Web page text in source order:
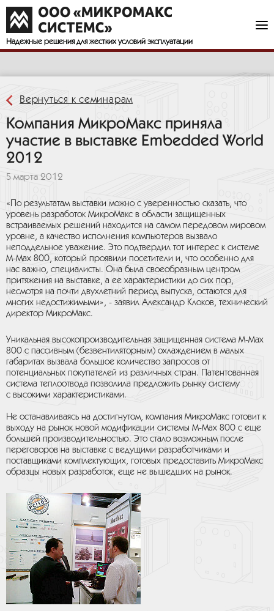
На выставке в Нюрнберге (Германия) компания МикроМакс
представила свои системы серий М-Мах 800 и М-Мах 700.
">
Надежные решения для жестких условий эксплуатации
Вернуться к семинарам
Компания МикроМакс приняла
участие в выставке Embedded World
2012
5 марта 2012
«По результатам выставки можно с уверенностью сказать, что
уровень разработок МикроМакс в области защищенных
встраиваемых решений находится на самом передовом мировом
уровне, а качество исполнения компьютеров вызвало
неподдельное уважение. Это подтвердил тот интерес к системе
М-Мах 800, который проявили посетители и, что особенно для
нас важно, специалисты. Она была своеобразным центром
притяжения на выставке, а ее характеристики до сих пор,
несмотря на почти двухлетний период выпуска, остаются для
многих недостижимыми», - заявил Александр Клоков, технический
директор МикроМакс.
Уникальная высокопроизводительная защищенная система М-Mах
800 с пассивным (безвентиляторным) охлаждением в малых
габаритах вызвала большое количество запросов от
потенциальных покупателей из различных стран. Патентованная
система теплоотвода позволила предложить рынку систему
с высокими характеристиками.
Не останавливаясь на достигнутом, компания МикроМакс готовит к
выходу на рынок новой модификации системы М-Мах 800 с еще
большей производительностью. Это стало возможным после
переговоров на выставке с ведущими разработчиками и
поставщиками комплектующих, готовых предоставить МикроМакс
образцы новых разработок, еще не вышедших на рынок.